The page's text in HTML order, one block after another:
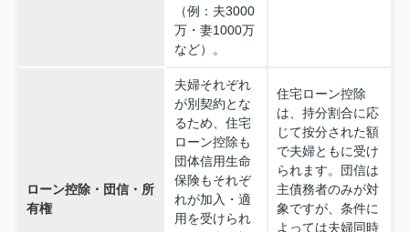
（例：夫3000
万・妻1000万
など）。
ローン控除・団信・所
有権
夫婦それぞれ
が別契約とな
るため、住宅
ローン控除も
団体信用生命
保険もそれぞ
れが加入・適
用を受けられ
住宅ローン控除
は、持分割合に応
じて按分された額
で夫婦ともに受け
られます。団信は
主債務者のみが対
象ですが、条件に
よっては夫婦同時